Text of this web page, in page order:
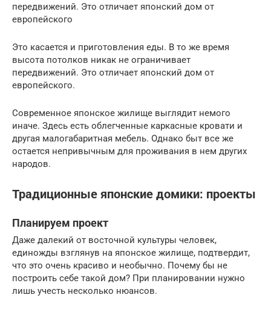
передвижений. Это отличает японский дом от
европейского
Это касается и приготовления еды. В то же время
высота потолков никак не ограничивает
передвижений. Это отличает японский дом от
европейского.
Современное японское жилище выглядит немого
иначе. Здесь есть облегченные каркасные кровати и
другая малогабаритная мебель. Однако быт все же
остается непривычным для проживания в нем других
народов.
Традиционные японские домики: проекты
Планируем проект
Даже далекий от восточной культуры человек,
единожды взглянув на японское жилище, подтвердит,
что это очень красиво и необычно. Почему бы не
построить себе такой дом? При планировании нужно
лишь учесть несколько нюансов.